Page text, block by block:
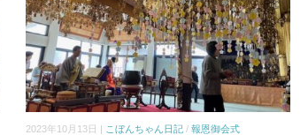
2023年10月13日 | こぼんちゃん日記 /報恩御会式